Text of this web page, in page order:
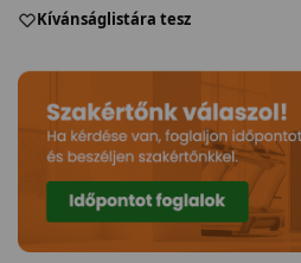
Kívánságlistára tesz